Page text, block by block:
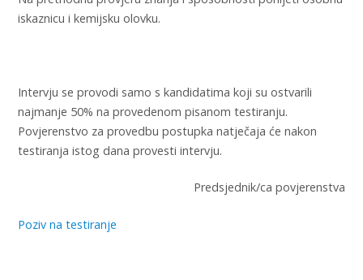
iskaznicu i kemijsku olovku.
Intervju se provodi samo s kandidatima koji su ostvarili
najmanje 50% na provedenom pisanom testiranju.
Povjerenstvo za provedbu postupka natječaja će nakon
testiranja istog dana provesti intervju.
Predsjednik/ca povjerenstva
Poziv na testiranje